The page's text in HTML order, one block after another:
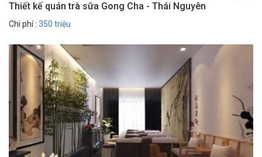
Thiết kế quán trà sữa Gong Cha - Thái Nguyên
Chi phí : 350 triệu